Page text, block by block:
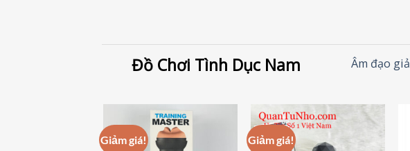
Đồ Chơi Tình Dục Nam Âm đạo giả
Giảm giá! Giảm giá!